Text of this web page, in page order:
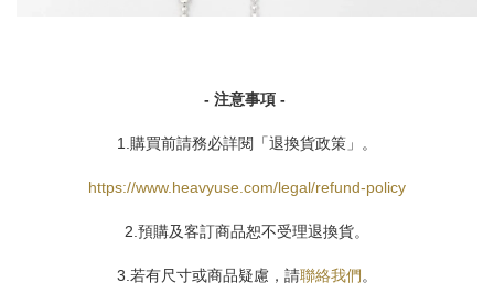
- 注意事項 -
1.購買前請務必詳閱「退換貨政策」。
https://www.heavyuse.com/legal/refund-policy
2.預購及客訂商品恕不受理退換貨。
3.若有尺寸或商品疑慮，請聯絡我們。